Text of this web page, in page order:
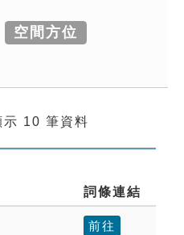
空間方位
10 筆資料
詞條連結
前往